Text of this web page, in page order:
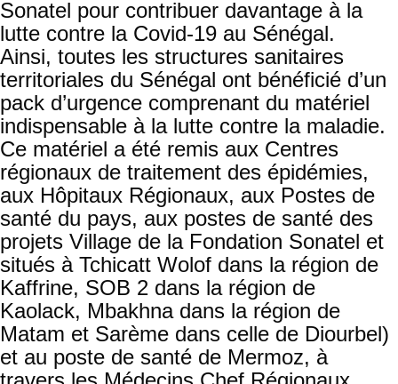
Sonatel pour contribuer davantage à la
lutte contre la Covid-19 au Sénégal.
Ainsi, toutes les structures sanitaires
territoriales du Sénégal ont bénéficié d’un
pack d’urgence comprenant du matériel
indispensable à la lutte contre la maladie.
Ce matériel a été remis aux Centres
régionaux de traitement des épidémies,
aux Hôpitaux Régionaux, aux Postes de
santé du pays, aux postes de santé des
projets Village de la Fondation Sonatel et
situés à Tchicatt Wolof dans la région de
Kaffrine, SOB 2 dans la région de
Kaolack, Mbakhna dans la région de
Matam et Sarème dans celle de Diourbel)
et au poste de santé de Mermoz, à